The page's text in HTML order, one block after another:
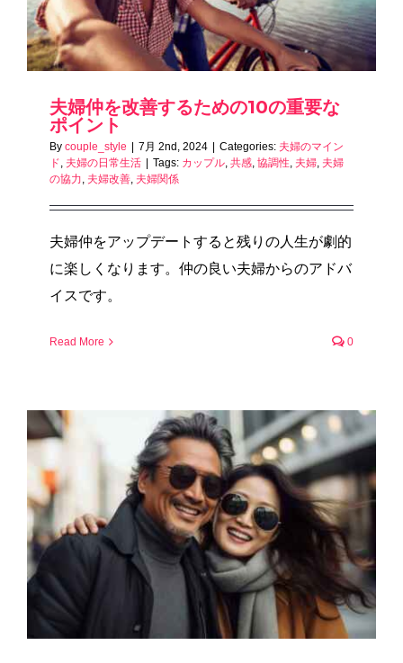
夫婦仲を改善するための10の重要な
ポイント
By couple_style 7月 2nd, 2024 Categories: 夫婦のマイン
ド, 夫婦の日常生活 Tags: カップル, 共感, 協調性, 夫婦, 夫婦
の協力, 夫婦改善, 夫婦関係
夫婦仲をアップデートすると残りの人生が劇的
に楽しくなります。仲の良い夫婦からのアドバ
イスです。
Read More 0